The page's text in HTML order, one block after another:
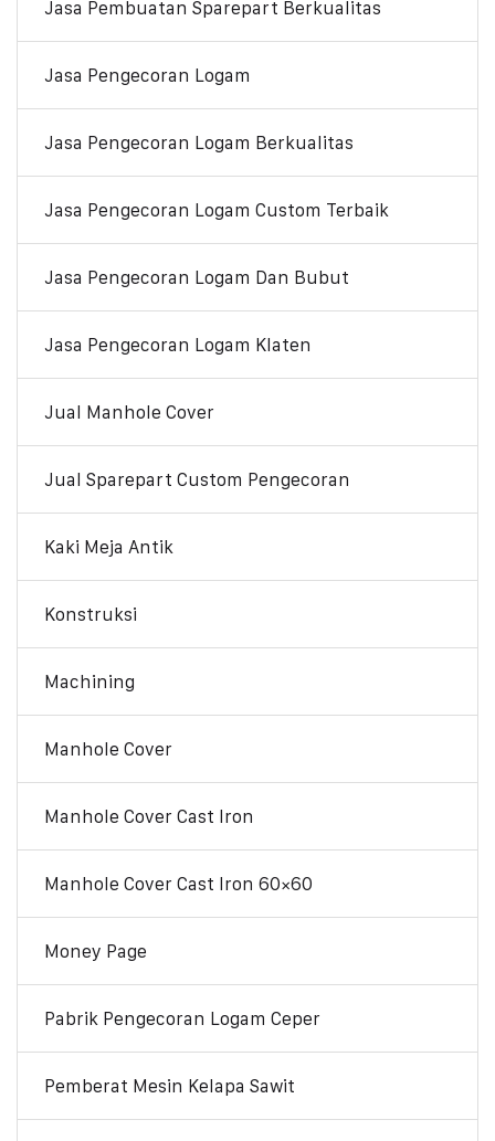
Jasa Pembuatan Sparepart Berkualitas
Jasa Pengecoran Logam
Jasa Pengecoran Logam Berkualitas
Jasa Pengecoran Logam Custom Terbaik
Jasa Pengecoran Logam Dan Bubut
Jasa Pengecoran Logam Klaten
Jual Manhole Cover
Jual Sparepart Custom Pengecoran
Kaki Meja Antik
Konstruksi
Machining
Manhole Cover
Manhole Cover Cast Iron
Manhole Cover Cast Iron 60×60
Money Page
Pabrik Pengecoran Logam Ceper
Pemberat Mesin Kelapa Sawit